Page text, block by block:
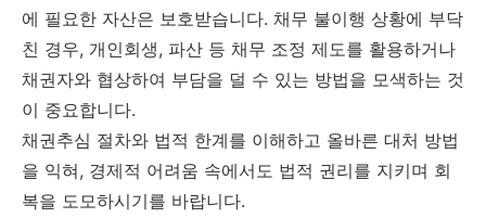
에 필요한 자산은 보호받습니다. 채무 불이행 상황에 부닥
친 경우, 개인회생, 파산 등 채무 조정 제도를 활용하거나
채권자와 협상하여 부담을 덜 수 있는 방법을 모색하는 것
이 중요합니다.
채권추심 절차와 법적 한계를 이해하고 올바른 대처 방법
을 익혀, 경제적 어려움 속에서도 법적 권리를 지키며 회
복을 도모하시기를 바랍니다.